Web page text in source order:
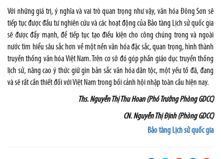
Với những giá trị, ý nghĩa và vai trò quan trọng như vậy, văn hóa Đông Sơn sẽ
tiếp tục được đầu tư nghiên cứu và các hoạt động của Bảo tàng Lịch sử quốc gia
sẽ được đẩy mạnh, để tiếp tục tạo điều kiện cho công chúng trong và ngoài
nước tìm hiểu sâu sắc hơn về một nền văn hóa đặc sắc, quan trọng, hình thành
truyền thống văn hóa Việt Nam. Trên cơ sở đó góp phần giáo dục truyền thống
lịch sử, nâng cao ý thức giữ gìn bản sắc văn hóa dân tộc, một yếu tố đã, đang
và sẽ rất cần thiết đối với Việt Nam trong bối cảnh hội nhập toàn cầu hiện nay.
Ths. Nguyễn Thị Thu Hoan (Phó Trưởng Phòng GDCC)
CN. Nguyễn Thị Định (Phòng GDCC)
Bảo tàng Lịch sử quốc gia